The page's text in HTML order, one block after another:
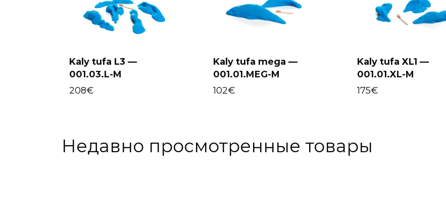
Select options
Kaly tufa L3 —
001.03.L-M
208€
Select options
Kaly tufa mega —
001.01.MEG-M
102€
Select options
Kaly tufa XL1 —
001.01.XL-M
175€
Недавно просмотренные товары